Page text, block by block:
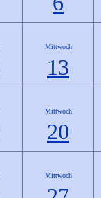
Mittwoch
13
Mittwoch
20
Mittwoch